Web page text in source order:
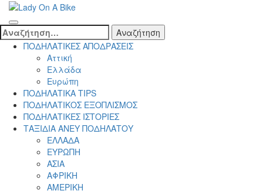
Skip
content
(Press
Lady On A Bike
Αναζήτηση
για: ΠΟΔΗΛΑΤΙΚΕΣ ΑΠΟΔΡΑΣΕΙΣ
Αττική
Ελλάδα
Ευρώπη
ΠΟΔΗΛΑΤΙΚΑ TIPS
ΠΟΔΗΛΑΤΙΚΟΣ ΕΞΟΠΛΙΣΜΟΣ
ΠΟΔΗΛΑΤΙΚΕΣ ΙΣΤΟΡΙΕΣ
ΤΑΞΙΔΙΑ ΑΝΕΥ ΠΟΔΗΛΑΤΟΥ
ΕΛΛΑΔΑ
ΕΥΡΩΠΗ
ΑΣΙΑ
ΑΦΡΙΚΗ
ΑΜΕΡΙΚΗ